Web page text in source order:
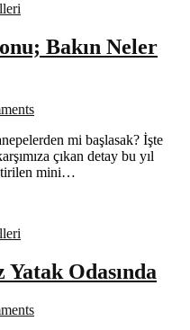
Bakın Neler
mi başlasak? İşte
çıkan detay bu yıl
mini…
Odasında